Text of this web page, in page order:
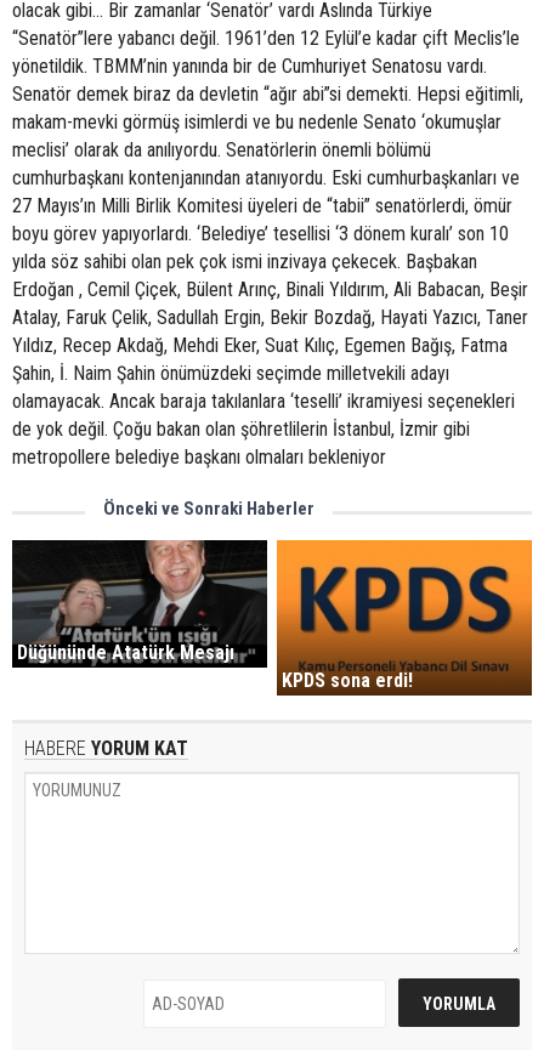
olacak gibi… Bir zamanlar ‘Senatör’ vardı Aslında Türkiye
“Senatör”lere yabancı değil. 1961’den 12 Eylül’e kadar çift Meclis’le
yönetildik. TBMM’nin yanında bir de Cumhuriyet Senatosu vardı.
Senatör demek biraz da devletin “ağır abi”si demekti. Hepsi eğitimli,
makam-mevki görmüş isimlerdi ve bu nedenle Senato ‘okumuşlar
meclisi’ olarak da anılıyordu. Senatörlerin önemli bölümü
cumhurbaşkanı kontenjanından atanıyordu. Eski cumhurbaşkanları ve
27 Mayıs’ın Milli Birlik Komitesi üyeleri de “tabii” senatörlerdi, ömür
boyu görev yapıyorlardı. ‘Belediye’ tesellisi ‘3 dönem kuralı’ son 10
yılda söz sahibi olan pek çok ismi inzivaya çekecek. Başbakan
Erdoğan , Cemil Çiçek, Bülent Arınç, Binali Yıldırım, Ali Babacan, Beşir
Atalay, Faruk Çelik, Sadullah Ergin, Bekir Bozdağ, Hayati Yazıcı, Taner
Yıldız, Recep Akdağ, Mehdi Eker, Suat Kılıç, Egemen Bağış, Fatma
Şahin, İ. Naim Şahin önümüzdeki seçimde milletvekili adayı
olamayacak. Ancak baraja takılanlara ‘teselli’ ikramiyesi seçenekleri
de yok değil. Çoğu bakan olan şöhretlilerin İstanbul, İzmir gibi
metropollere belediye başkanı olmaları bekleniyor
Önceki ve Sonraki Haberler
Düğününde Atatürk Mesajı
KPDS sona erdi!
HABERE YORUM KAT